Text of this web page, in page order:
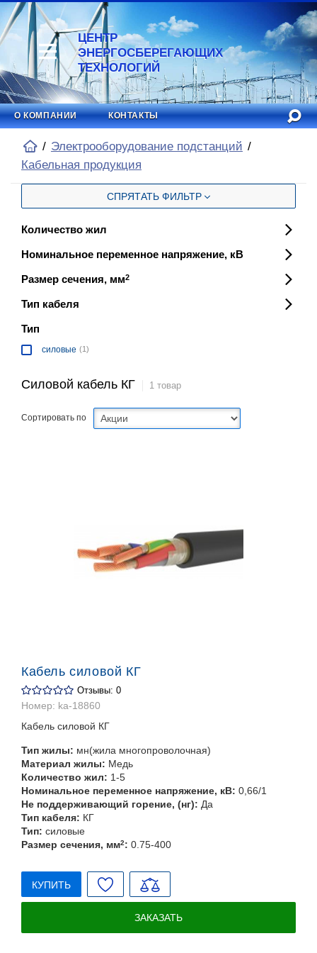
ЦЕНТР
ЭНЕРГОСБЕРЕГАЮЩИХ
ТЕХНОЛОГИЙ
О КОМПАНИИ КОНТАКТЫ
Электрооборудование подстанций
Кабельная продукция
СПРЯТАТЬ ФИЛЬТР
Количество жил
Номинальное переменное напряжение, кВ
Размер сечения, мм2
Тип кабеля
Тип
силовые (1)
Силовой кабель КГ 1 товар
Сортировать по
Кабель силовой КГ
Отзывы: 0
Номер: ka-18860
Кабель силовой КГ
Тип жилы: мн(жила многопроволочная)
Материал жилы: Медь
Количество жил: 1-5
Номинальное переменное напряжение, кВ: 0,66/1
Не поддерживающий горение, (нг): Да
Тип кабеля: КГ
Тип: силовые
Размер сечения, мм2: 0.75-400
КУПИТЬ
ЗАКАЗАТЬ